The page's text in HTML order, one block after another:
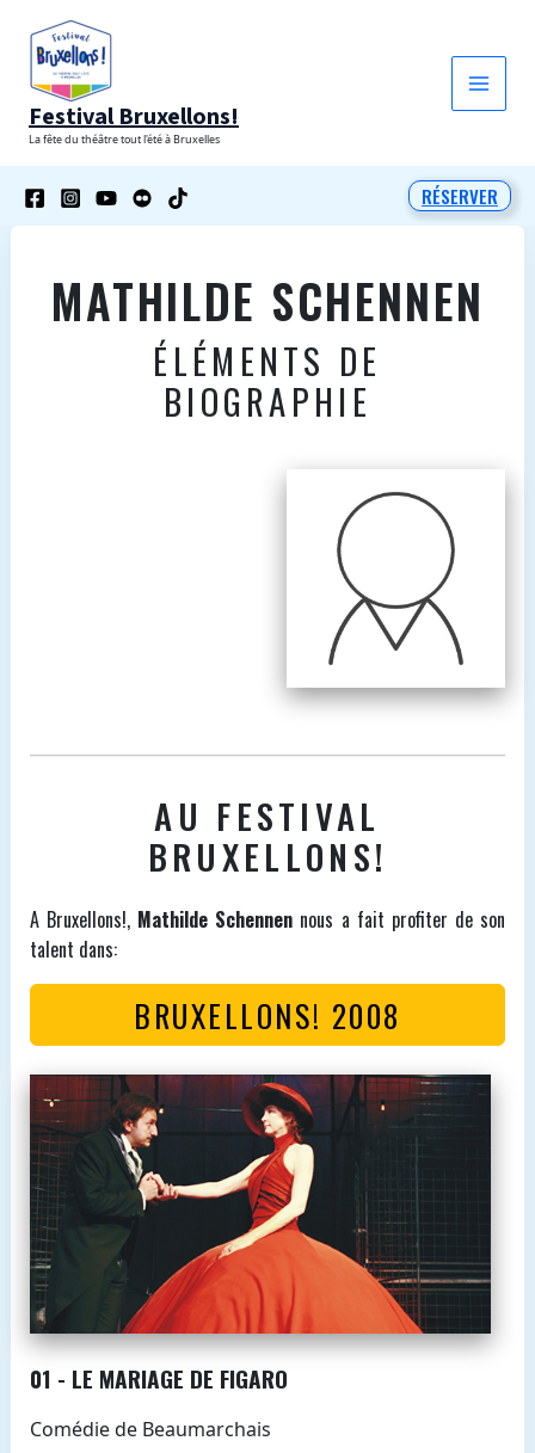
contenu
Festival Bruxellons!
La fête du théâtre tout l'été à Bruxelles
RÉSERVER
MATHILDE SCHENNEN
ÉLÉMENTS DE
BIOGRAPHIE
AU FESTIVAL
BRUXELLONS!
A Bruxellons!, Mathilde Schennen nous a fait profiter de son
talent dans:
BRUXELLONS! 2008
01 - LE MARIAGE DE FIGARO
Comédie de Beaumarchais